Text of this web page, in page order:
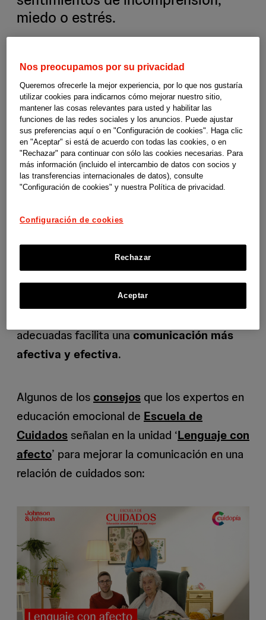
miedo o estrés.
Claves para una
comunicación afectiva
y efectiva
En algunas situaciones las personas pueden
mostrarse esquivas, desagradables o
cuidadores. Muchas veces esta actitud es
personalidad o de otras circunstancias que
escucha activa, evitar el enfado y responder
adecuadas facilita unacomunicación más
afectiva y efectiva.
Algunos de los consejos que los expertos en
educación emocional de Escuela de
Cuidados señalan en la unidad ‘Lenguaje con
afecto’ para mejorar la comunicación en una
relación de cuidados son:
Nos preocupamos por su privacidad
Queremos ofrecerle la mejor experiencia, por lo que nos gustaría
utilizar cookies para indicarnos cómo mejorar nuestro sitio,
mantener las cosas relevantes para usted y habilitar las
funciones de las redes sociales y los anuncios. Puede ajustar
sus preferencias aquí o en "Configuración de cookies". Haga clic
en "Aceptar" si está de acuerdo con todas las cookies, o en
"Rechazar" para continuar con sólo las cookies necesarias. Para
más información (incluido el intercambio de datos con socios y
las transferencias internacionales de datos), consulte
"Configuración de cookies" y nuestra Política de privacidad.
Configuración de cookies
Rechazar
Aceptar